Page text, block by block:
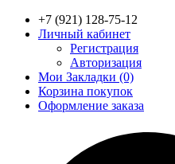
+7 (921) 128-75-12
Личный кабинет
Регистрация
Авторизация
Мои Закладки (0)
Корзина покупок
Оформление заказа